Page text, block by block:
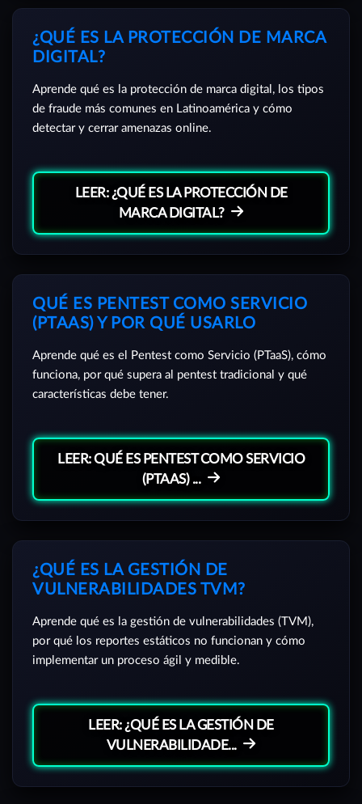
¿QUÉ ES LA PROTECCIÓN DE MARCA
DIGITAL?
Aprende qué es la protección de marca digital, los tipos
de fraude más comunes en Latinoamérica y cómo
detectar y cerrar amenazas online.
LEER: ¿QUÉ ES LA PROTECCIÓN DE
MARCA DIGITAL?
QUÉ ES PENTEST COMO SERVICIO
(PTAAS) Y POR QUÉ USARLO
Aprende qué es el Pentest como Servicio (PTaaS), cómo
funciona, por qué supera al pentest tradicional y qué
características debe tener.
LEER: QUÉ ES PENTEST COMO SERVICIO
(PTAAS) ...
¿QUÉ ES LA GESTIÓN DE
VULNERABILIDADES TVM?
Aprende qué es la gestión de vulnerabilidades (TVM),
por qué los reportes estáticos no funcionan y cómo
implementar un proceso ágil y medible.
LEER: ¿QUÉ ES LA GESTIÓN DE
VULNERABILIDADE...